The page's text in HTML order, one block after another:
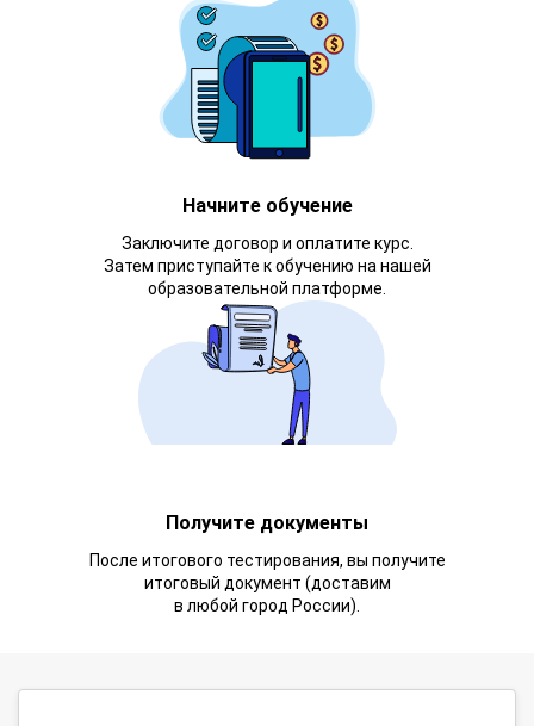
Начните обучение
Заключите договор и оплатите курс.
Затем приступайте к обучению на нашей
образовательной платформе.
Получите документы
После итогового тестирования, вы получите
итоговый документ (доставим
в любой город России).